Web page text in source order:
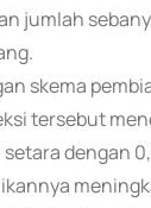
jumlah
skema
tersebut
dengan